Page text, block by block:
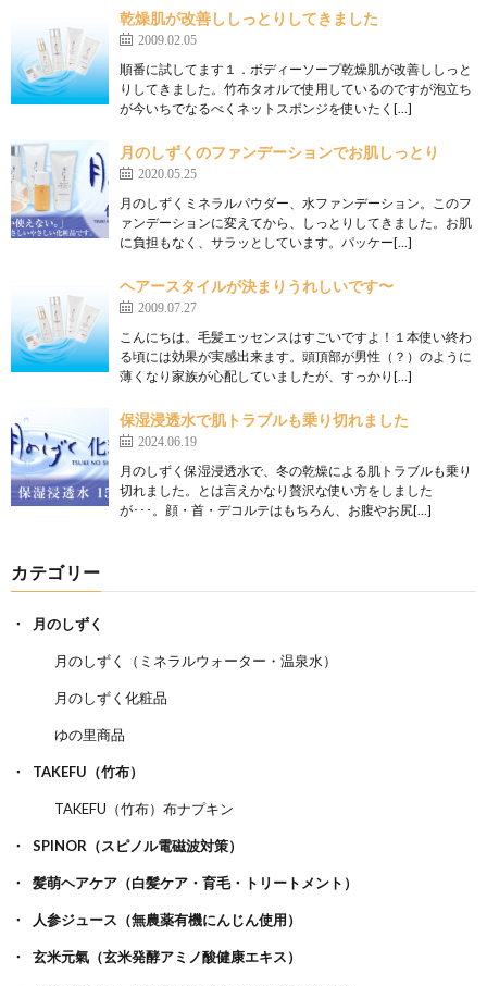
乾燥肌が改善ししっとりしてきました
2009.02.05
順番に試してます１．ボディーソープ乾燥肌が改善ししっと
りしてきました。竹布タオルで使用しているのですが泡立ち
が今いちでなるべくネットスポンジを使いたく[…]
月のしずくのファンデーションでお肌しっとり
2020.05.25
月のしずくミネラルパウダー、水ファンデーション。このフ
ァンデーションに変えてから、しっとりしてきました。お肌
に負担もなく、サラッとしています。パッケー[…]
ヘアースタイルが決まりうれしいです〜
2009.07.27
こんにちは。毛髪エッセンスはすごいですよ！１本使い終わ
る頃には効果が実感出来ます。頭頂部が男性（？）のように
薄くなり家族が心配していましたが、すっかり[…]
保湿浸透水で肌トラブルも乗り切れました
2024.06.19
月のしずく保湿浸透水で、冬の乾燥による肌トラブルも乗り
切れました。とは言えかなり贅沢な使い方をしました
が･･･。顔・首・デコルテはもちろん、お腹やお尻[…]
カテゴリー
月のしずく
月のしずく（ミネラルウォーター・温泉水）
月のしずく化粧品
ゆの里商品
TAKEFU（竹布）
TAKEFU（竹布）布ナプキン
SPINOR（スピノル電磁波対策）
髪萌ヘアケア（白髪ケア・育毛・トリートメント）
人参ジュース（無農薬有機にんじん使用）
玄米元氣（玄米発酵アミノ酸健康エキス）